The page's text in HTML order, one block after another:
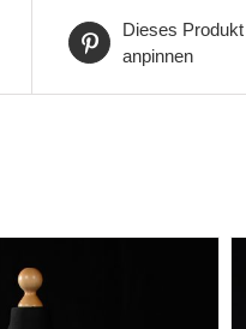
Dieses Produkt
anpinnen